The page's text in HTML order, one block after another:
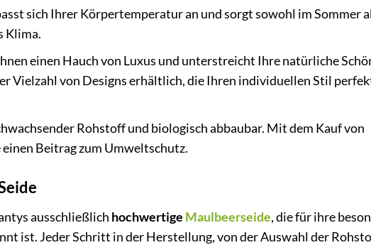
sich Ihrer Körpertemperatur an und sorgt sowohl im Sommer
Klima.
einen Hauch von Luxus und unterstreicht Ihre natürliche
Vielzahl von Designs erhältlich, die Ihren individuellen Stil
Rohstoff und biologisch abbaubar. Mit dem Kauf von
Beitrag zum Umweltschutz.
ausschließlich hochwertige Maulbeerseide, die für ihre
ist. Jeder Schritt in der Herstellung, von der Auswahl der